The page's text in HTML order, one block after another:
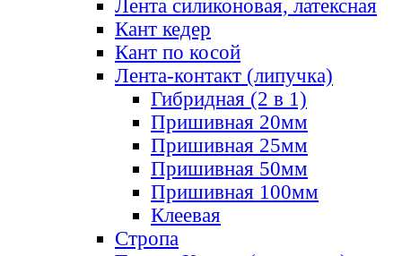
Лента силиконовая, латексная
Кант кедер
Кант по косой
Лента-контакт (липучка)
Гибридная (2 в 1)
Пришивная 20мм
Пришивная 25мм
Пришивная 50мм
Пришивная 100мм
Клеевая
Стропа